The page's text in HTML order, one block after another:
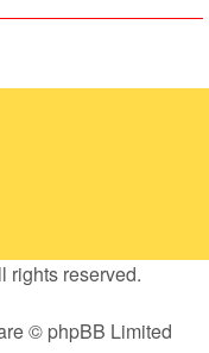
qui passe.
On n'oublie pas.
plus
rights reserved.
© phpBB Limited